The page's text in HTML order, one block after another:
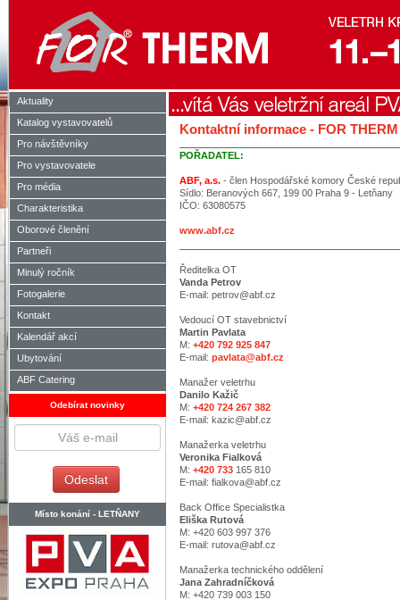
Aktuality
Katalog vystavovatelů
Pro návštěvníky
Pro vystavovatele
Pro média
Charakteristika
Oborové členění
Partneři
Minulý ročník
Fotogalerie
Kontakt
Kalendář akcí
Ubytování
ABF Catering
Odebírat novinky
Místo konání - LETŇANY
Kontaktní informace - FOR THERM
POŘADATEL:
ABF, a.s. - člen Hospodářské komory České
Sídlo: Beranových 667, 199 00 Praha 9 - Letňany
IČO: 63080575
www.abf.cz
Ředitelka OT
Vanda Petrov
E-mail: petrov@abf.cz
Vedoucí OT stavebnictví
Martin Pavlata
M: +420 792 925 847
E-mail: pavlata@abf.cz
Manažer veletrhu
Danilo Kažič
M: +420 724 267 382
E-mail: kazic@abf.cz
Manažerka veletrhu
Veronika Fialková
M: +420 733 165 810
E-mail: fialkova@abf.cz
Back Office Specialistka
Eliška Rutová
M: +420 603 997 376
E-mail: rutova@abf.cz
Manažerka technického oddělení
Jana Zahradníčková
M: +420 739 003 150